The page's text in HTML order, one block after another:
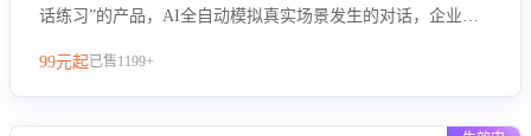
话练习”的产品，AI全自动模拟真实场景发生的对话，企业可
力。
99元起已售1199+